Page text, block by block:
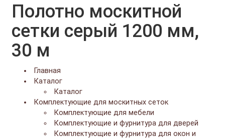
Полотно москитной
сетки серый 1200 мм,
30 м
Главная
Каталог
Каталог
Комплектующие для москитных сеток
Комплектующие для мебели
Комплектующие и фурнитура для дверей
Комплектующие и фурнитура для окон и